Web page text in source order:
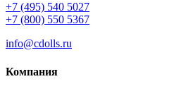
+7 (495) 540 5027
+7 (800) 550 5367
info@cdolls.ru
Компания